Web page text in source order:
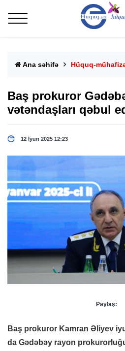
Ana səhifə Hüquq-
Baş prokuror
vətəndaşları qəbul
12 İyun 2025 12:23
Paylaş:
Baş prokuror Kamran Əliyev
da Gədəbəy rayon